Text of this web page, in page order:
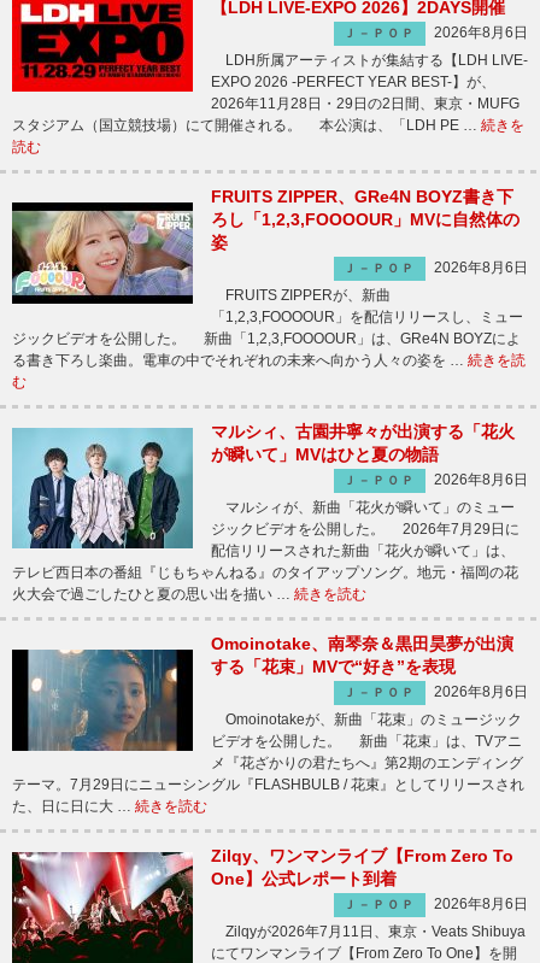
【LDH LIVE-EXPO 2026】2DAYS開催
Ｊ－ＰＯＰ
2026年8月6日
LDH所属アーティストが集結する【LDH LIVE-
EXPO 2026 -PERFECT YEAR BEST-】が、
2026年11月28日・29日の2日間、東京・MUFG
スタジアム（国立競技場）にて開催される。 本公演は、「LDH PE … 続きを
読む
FRUITS ZIPPER、GRe4N BOYZ書き下
ろし「1,2,3,FOOOOUR」MVに自然体の
姿
Ｊ－ＰＯＰ
2026年8月6日
FRUITS ZIPPERが、新曲
「1,2,3,FOOOOUR」を配信リリースし、ミュー
ジックビデオを公開した。 新曲「1,2,3,FOOOOUR」は、GRe4N BOYZによ
る書き下ろし楽曲。電車の中でそれぞれの未来へ向かう人々の姿を … 続きを読
む
マルシィ、古園井寧々が出演する「花火
が瞬いて」MVはひと夏の物語
Ｊ－ＰＯＰ
2026年8月6日
マルシィが、新曲「花火が瞬いて」のミュー
ジックビデオを公開した。 2026年7月29日に
配信リリースされた新曲「花火が瞬いて」は、
テレビ西日本の番組『じもちゃんねる』のタイアップソング。地元・福岡の花
火大会で過ごしたひと夏の思い出を描い … 続きを読む
Omoinotake、南琴奈＆黒田昊夢が出演
する「花束」MVで“好き”を表現
Ｊ－ＰＯＰ
2026年8月6日
Omoinotakeが、新曲「花束」のミュージック
ビデオを公開した。 新曲「花束」は、TVアニ
メ『花ざかりの君たちへ』第2期のエンディング
テーマ。7月29日にニューシングル『FLASHBULB / 花束』としてリリースされ
た、日に日に大 … 続きを読む
Zilqy、ワンマンライブ【From Zero To
One】公式レポート到着
Ｊ－ＰＯＰ
2026年8月6日
Zilqyが2026年7月11日、東京・Veats Shibuya
にてワンマンライブ【From Zero To One】を開